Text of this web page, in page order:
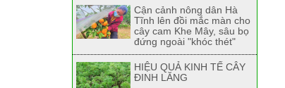
Cận cảnh nông dân Hà
Tĩnh lên đồi mắc màn cho
cây cam Khe Mây, sâu bọ
đứng ngoài "khóc thét"
HIỆU QUẢ KINH TẾ CÂY
ĐINH LĂNG